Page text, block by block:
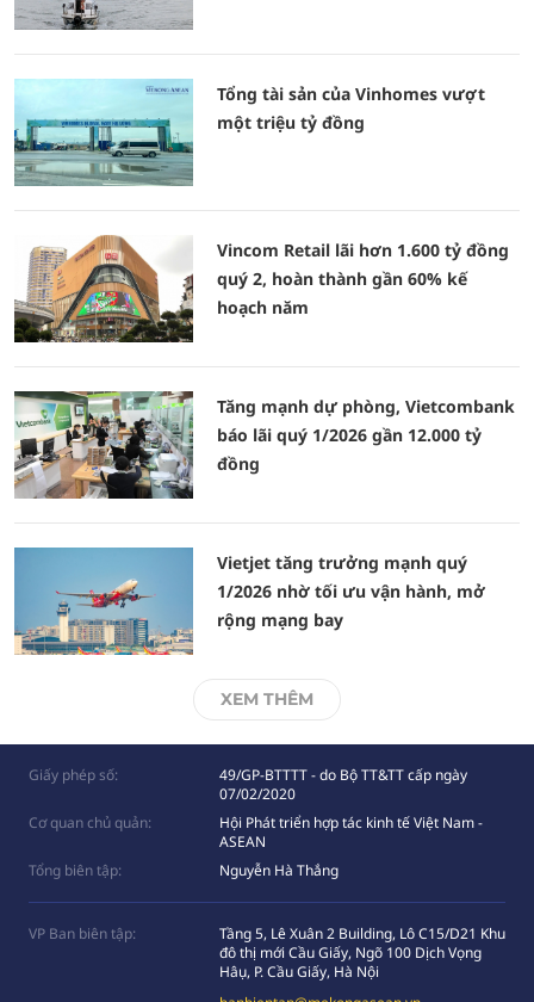
Tổng tài sản của Vinhomes vượt
một triệu tỷ đồng
Vincom Retail lãi hơn 1.600 tỷ đồng
quý 2, hoàn thành gần 60% kế
hoạch năm
Tăng mạnh dự phòng, Vietcombank
báo lãi quý 1/2026 gần 12.000 tỷ
đồng
Vietjet tăng trưởng mạnh quý
1/2026 nhờ tối ưu vận hành, mở
rộng mạng bay
XEM THÊM
Giấy phép số:
49/GP-BTTTT - do Bộ TT&TT cấp ngày
07/02/2020
Cơ quan chủ quản:
Hội Phát triển hợp tác kinh tế Việt Nam -
ASEAN
Tổng biên tập:
Nguyễn Hà Thắng
VP Ban biên tập:
Tầng 5, Lê Xuân 2 Building, Lô C15/D21 Khu
đô thị mới Cầu Giấy, Ngõ 100 Dịch Vọng
Hâụ, P. Cầu Giấy, Hà Nội